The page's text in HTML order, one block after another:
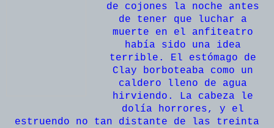
de cojones la noche antes
de tener que luchar a
muerte en el anfiteatro
había sido una idea
terrible. El estómago de
Clay borboteaba como un
caldero lleno de agua
hirviendo. La cabeza le
dolía horrores, y el
estruendo no tan distante de las treinta